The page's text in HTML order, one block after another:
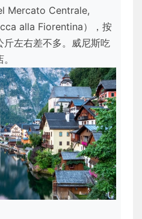
Mercato Centrale,
alla Fiorentina），按
左右差不多。威尼斯吃